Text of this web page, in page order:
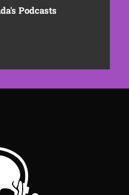
Podcasts